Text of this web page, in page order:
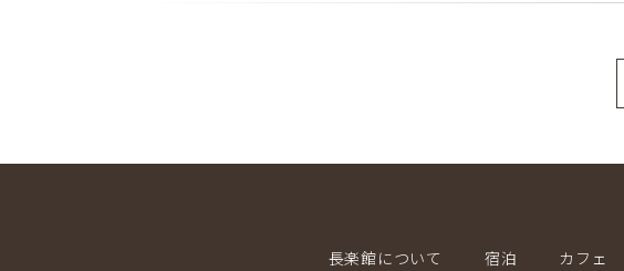
長楽館について 宿泊 カフェ